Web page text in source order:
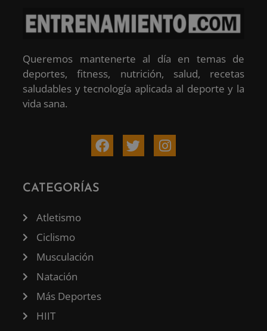
Queremos mantenerte al día en temas de
deportes, fitness, nutrición, salud, recetas
saludables y tecnología aplicada al deporte y la
vida sana.
CATEGORÍAS
Atletismo
Ciclismo
Musculación
Natación
Más Deportes
HIIT